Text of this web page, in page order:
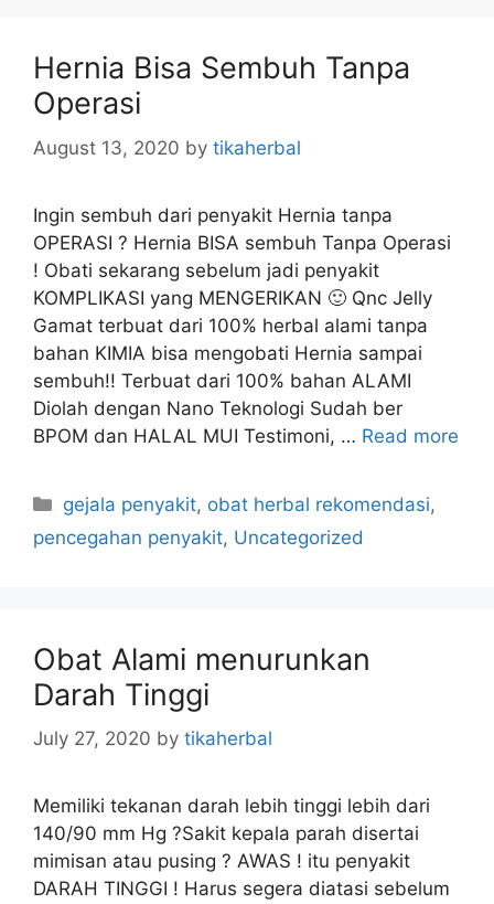
r
i
s
Hernia Bisa Sembuh Tanpa
Operasi
August 13, 2020 by tikaherbal
Ingin sembuh dari penyakit Hernia tanpa
OPERASI ? Hernia BISA sembuh Tanpa Operasi
! Obati sekarang sebelum jadi penyakit
KOMPLIKASI yang MENGERIKAN 🙂 Qnc Jelly
Gamat terbuat dari 100% herbal alami tanpa
bahan KIMIA bisa mengobati Hernia sampai
sembuh!! Terbuat dari 100% bahan ALAMI
Diolah dengan Nano Teknologi Sudah ber
BPOM dan HALAL MUI Testimoni, … Read more
C
r
i
s
gejala penyakit, obat herbal rekomendasi,
pencegahan penyakit, Uncategorized
Obat Alami menurunkan
Darah Tinggi
July 27, 2020 by tikaherbal
Memiliki tekanan darah lebih tinggi lebih dari
140/90 mm Hg ?Sakit kepala parah disertai
mimisan atau pusing ? AWAS ! itu penyakit
DARAH TINGGI ! Harus segera diatasi sebelum